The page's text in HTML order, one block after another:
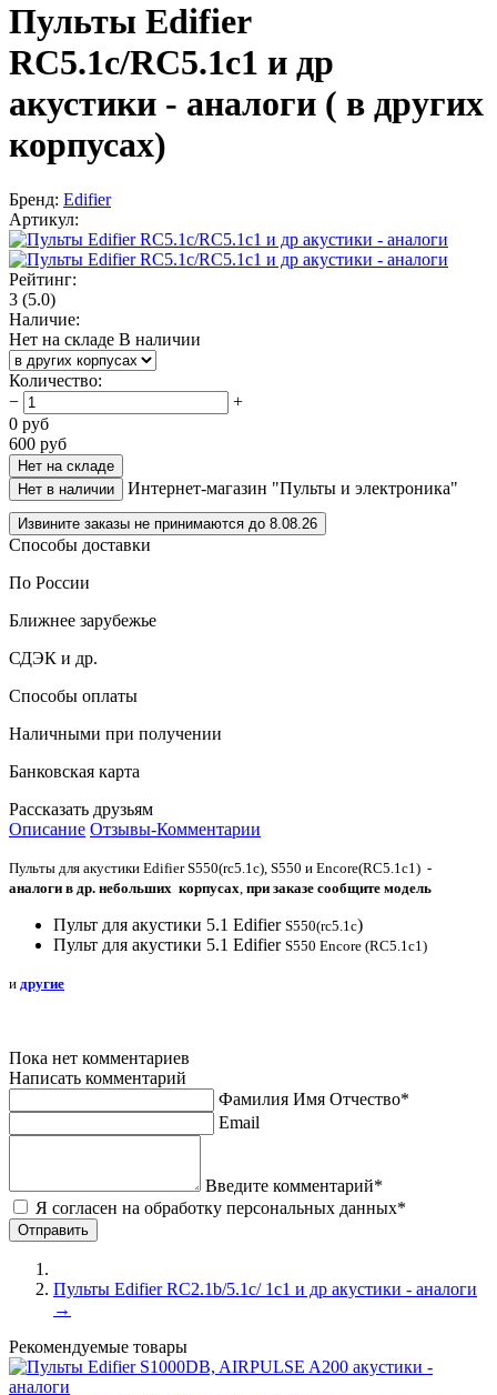
Пульты Edifier
RC5.1c/RC5.1c1 и др
акустики - аналоги ( в других
корпусах)
Бренд: Edifier
Артикул:
Рейтинг:
3 (5.0)
Наличие:
Нет на складе В наличии
Количество:
−
+
0 руб
600 руб
Нет на складе
Нет в наличии
Интернет-магазин "Пульты и электроника"
Извините заказы не принимаются до 8.08.26
Способы доставки
По России
Ближнее зарубежье
СДЭК и др.
Способы оплаты
Наличными при получении
Банковская карта
Рассказать друзьям
Описание Отзывы-Комментарии
Пульты для акустики Edifier S550(rc5.1c), S550 и Encore(RC5.1c1) -
аналоги в др. небольших корпусах при заказе сообщите модель
Пульт для акустики 5.1 Edifier S550(rc5.1c)
Пульт для акустики 5.1 Edifier S550 Encore (RC5.1c1)
и другие
Пока нет комментариев
Написать комментарий
Фамилия Имя Отчество*
Email
Введите комментарий*
Я согласен на обработку персональных данных*
Пульты Edifier RC2.1b/5.1c/ 1c1 и др акустики - аналоги
→
Рекомендуемые товары